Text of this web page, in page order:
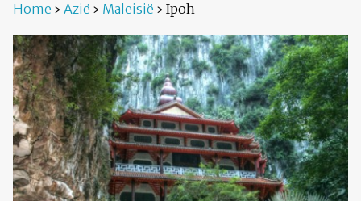
Home › Azië › Maleisië › Ipoh